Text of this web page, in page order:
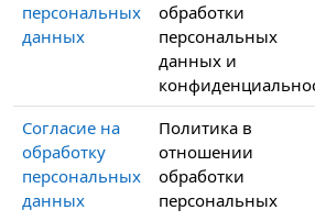
персональных
данных
обработки
персональных
данных и
Согласие на
обработку
персональных
данных
Политика в
отношении
обработки
персональных